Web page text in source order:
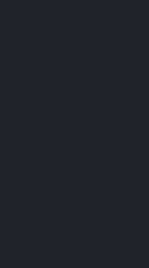
a dôraz na bezpečnosť robia z
tisíce predzápasových aj live
športy ako futbal, hokej, tenis,
rozhranie ti umožní rýchlo nájsť
stávkovania je pohodlie a
kamenné pobočky ani
vyhodnotenie tiketov,
ponuky športových udalostí
a českého futbalu či
na profesionálne tipovanie.
vylúčenia alebo ďalší vývoj